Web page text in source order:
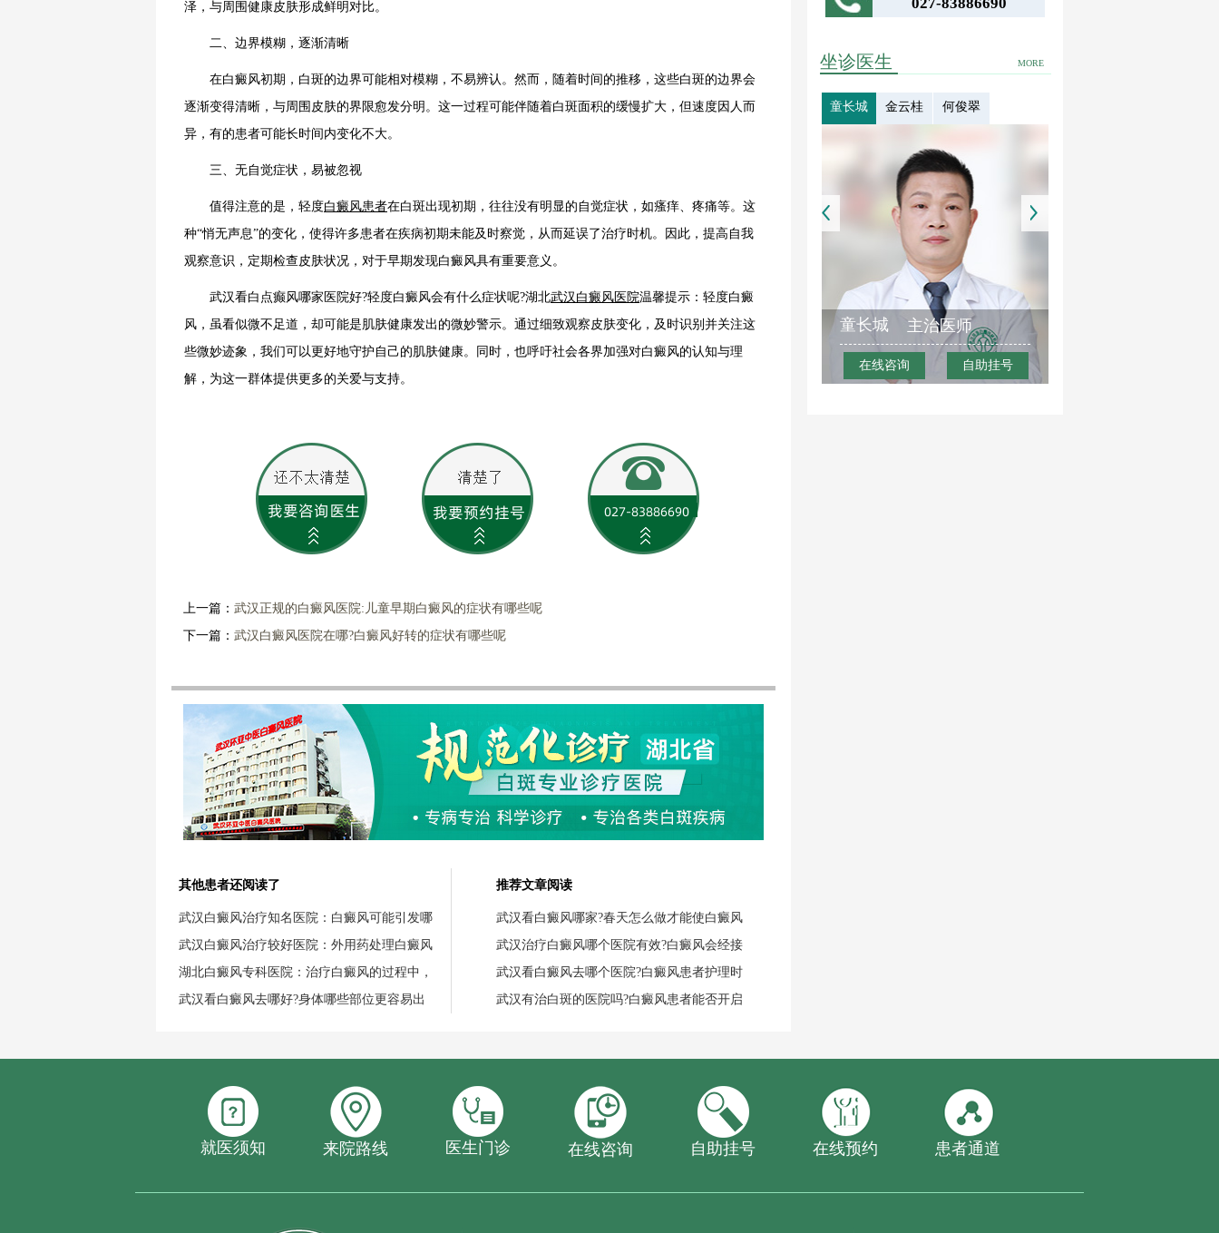
泽，与周围健康皮肤形成鲜明对比。
二、边界模糊，逐渐清晰
在白癜风初期，白斑的边界可能相对模糊，不易辨认。然而，随着时间的推移，这些白斑的边界会
逐渐变得清晰，与周围皮肤的界限愈发分明。这一过程可能伴随着白斑面积的缓慢扩大，但速度因人而
异，有的患者可能长时间内变化不大。
三、无自觉症状，易被忽视
值得注意的是，轻度白癜风患者在白斑出现初期，往往没有明显的自觉症状，如瘙痒、疼痛等。这
种“悄无声息”的变化，使得许多患者在疾病初期未能及时察觉，从而延误了治疗时机。因此，提高自我
观察意识，定期检查皮肤状况，对于早期发现白癜风具有重要意义。
武汉看白点癫风哪家医院好?轻度白癜风会有什么症状呢?湖北武汉白癜风医院温馨提示：轻度白癜
风，虽看似微不足道，却可能是肌肤健康发出的微妙警示。通过细致观察皮肤变化，及时识别并关注这
些微妙迹象，我们可以更好地守护自己的肌肤健康。同时，也呼吁社会各界加强对白癜风的认知与理
解，为这一群体提供更多的关爱与支持。
上一篇： 武汉正规的白癜风医院:儿童早期白癜风的症状有哪些呢
下一篇： 武汉白癜风医院在哪?白癜风好转的症状有哪些呢
其他患者还阅读了
武汉白癜风治疗知名医院：白癜风可能引发哪
武汉白癜风治疗较好医院：外用药处理白癜风
湖北白癜风专科医院：治疗白癜风的过程中，
武汉看白癜风去哪好?身体哪些部位更容易出
推荐文章阅读
武汉看白癜风哪家?春天怎么做才能使白癜风
武汉治疗白癜风哪个医院有效?白癜风会经接
武汉看白癜风去哪个医院?白癜风患者护理时
武汉有治白斑的医院吗?白癜风患者能否开启
MORE
坐诊医生
童长城 金云桂 何俊翠
童长城 主治医师
在线咨询 自助挂号
就医须知 来院路线 医生门诊 在线咨询 自助挂号 在线预约 患者通道